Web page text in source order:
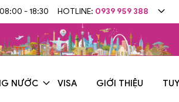
- 18:30 HOTLINE: 0939 959 388
NƯỚC VISA GIỚI THIỆU